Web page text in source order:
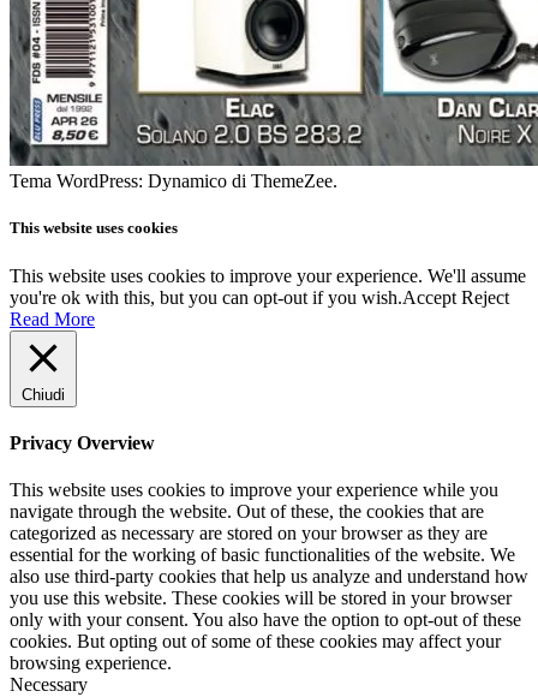
Tema WordPress: Dynamico di ThemeZee.
This website uses cookies
This website uses cookies to improve your experience. We'll assume
you're ok with this, but you can opt-out if you wish.Accept Reject
Read More
Chiudi
Privacy Overview
This website uses cookies to improve your experience while you
navigate through the website. Out of these, the cookies that are
categorized as necessary are stored on your browser as they are
essential for the working of basic functionalities of the website. We
also use third-party cookies that help us analyze and understand how
you use this website. These cookies will be stored in your browser
only with your consent. You also have the option to opt-out of these
cookies. But opting out of some of these cookies may affect your
browsing experience.
Necessary